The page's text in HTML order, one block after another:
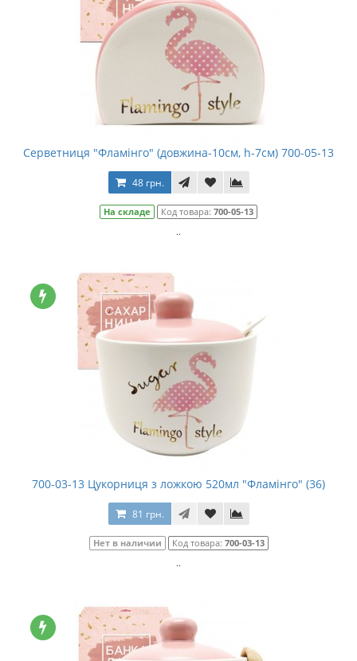
Серветниця "Фламінго" (довжина-10см, h-7см) 700-05-13
48 грн.
На складе Код товара: 700-05-13
..
700-03-13 Цукорниця з ложкою 520мл "Фламінго" (36)
81 грн.
Нет в наличии Код товара: 700-03-13
..